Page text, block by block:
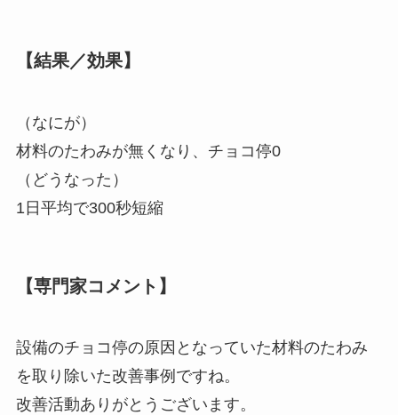
【結果／効果】
（なにが）
材料のたわみが無くなり、チョコ停0
（どうなった）
1日平均で300秒短縮
【専門家コメント】
設備のチョコ停の原因となっていた材料のたわみ
を取り除いた改善事例ですね。
改善活動ありがとうございます。